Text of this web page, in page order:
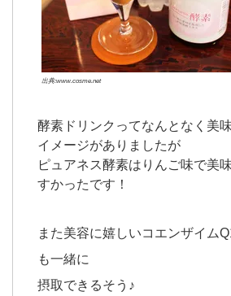
出典:www.cosme.net
酵素ドリンクってなんとなく美
イメージがありましたが
ピュアネス酵素はりんご味で美
すかったです！
また美容に嬉しいコエンザイム
も一緒に
摂取できるそう♪